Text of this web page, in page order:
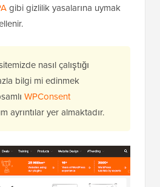
gibi gizlilik yasalarına uymak
nasıl çalıştığı
bilgi mi edinmek
WPConsent
ayrıntılar yer almaktadır.